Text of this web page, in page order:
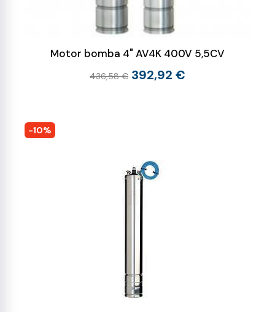
Motor bomba 4" AV4K 400V 5,5CV
436,58 € 392,92 €
-10%